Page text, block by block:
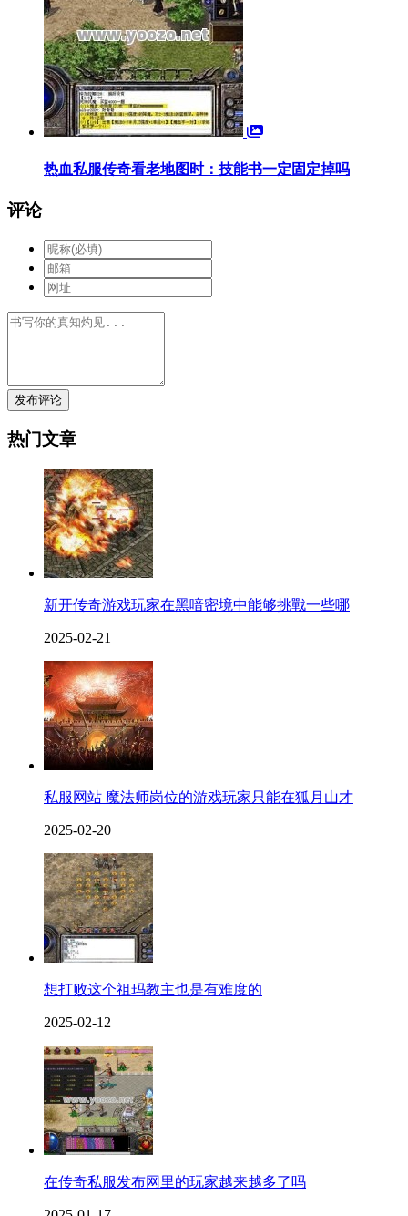
热血私服传奇看老地图时：技能书一定固定掉吗
评论
发布评论
热门文章
新开传奇游戏玩家在黑喑密境中能够挑戰一些哪
2025-02-21
私服网站 魔法师岗位的游戏玩家只能在狐月山才
2025-02-20
想打败这个祖玛教主也是有难度的
2025-02-12
在传奇私服发布网里的玩家越来越多了吗